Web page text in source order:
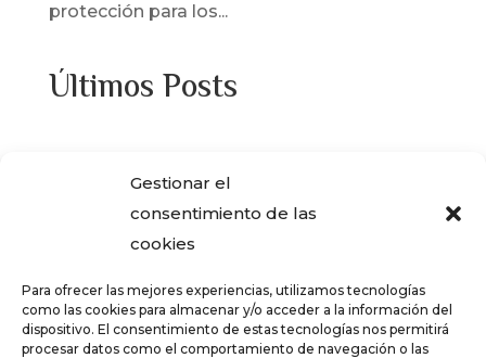
Gestionar el
consentimiento de las
cookies
Para ofrecer las mejores experiencias, utilizamos tecnologías
como las cookies para almacenar y/o acceder a la información del
dispositivo. El consentimiento de estas tecnologías nos permitirá
procesar datos como el comportamiento de navegación o las
protección para los...
Últimos Posts
ENCASA CIBELES compró al IVIMA en el
año 2013?
LAS EMPRESAS
¿Qué es el teletrabajo y en que consiste?